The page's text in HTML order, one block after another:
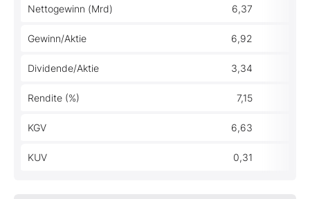
Nettogewinn (Mrd) 6,37
Gewinn/Aktie 6,92
Dividende/Aktie 3,34
Rendite (%) 7,15
KGV 6,63
KUV 0,31